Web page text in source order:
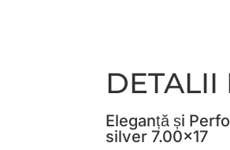
DETALII
Eleganță și
silver 7.00×17